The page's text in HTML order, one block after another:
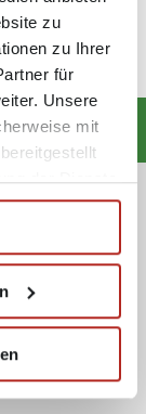
zu
zu Ihrer
für
Unsere
mit
der Dienste
Seite und auch